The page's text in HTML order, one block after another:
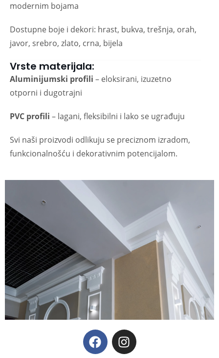
modernim bojama
Dostupne boje i dekori: hrast, bukva, trešnja, orah,
javor, srebro, zlato, crna, bijela
Vrste materijala:
Aluminijumski profili – eloksirani, izuzetno
otporni i dugotrajni
PVC profili – lagani, fleksibilni i lako se ugrađuju
Svi naši proizvodi odlikuju se preciznom izradom,
funkcionalnošću i dekorativnim potencijalom.